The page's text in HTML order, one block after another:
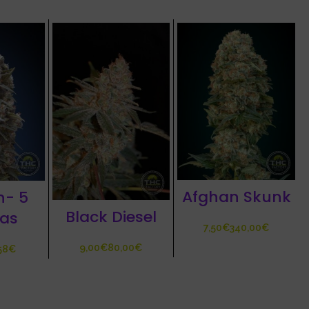
5
€
Black Diesel
€ €
Afghan Skunk
€ €